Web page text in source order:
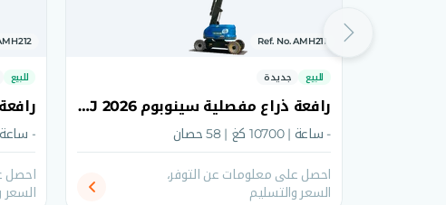
Ref. No. AMH211
للبيع
جديدة
رافعة ذراع مفصلية سينوبوم 2026 AB18J
- ساعة | 10700 كغ | 58 حصان
احصل على معلومات عن التوفر،
السعر والتسليم
للبيع
- ساعة | 17150 كغ |
احصل
السعر